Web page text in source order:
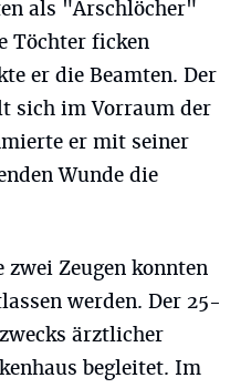
als "Arschlöcher"
Töchter ficken
er die Beamten. Der
sich im Vorraum der
er mit seiner
Wunde die
Zeugen konnten
werden. Der 25-
ärztlicher
begleitet. Im